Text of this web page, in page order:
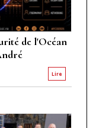
de l'Océan
Lire